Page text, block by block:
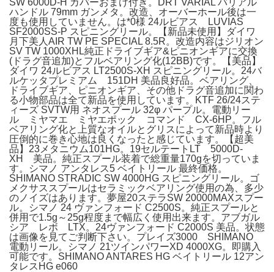
ハンドル 79mm ガンメタ。改造、オーバーホール後は一
度も使用していません。は*0様 24ルビアス LUVIAS
SF2000SS-P スピニングリール。【新品未使用】ダイワ
月下美人AIR TW PE SPECIAL 8.5R。改造内容はジリオン
SV TW 1000XHL純正ドライブギア&ピニオンギアに交換
(ドラグ音追加)とフルベアリング化(12BB)です。【美品】
ダイワ 24ルビアス LT2500S-XH スピニングリール。24バ
ルケッタプレミアム 151DH 美品良好品。ベアリング、
ドライブギア、ピニオンギア、その他ドラグ音追加に関わ
る小物部品は全て新品を使用しています。KTF 26/24ステ
ィーズ SVTW用 ネオスプール 32φ パープル。電動リー
ル ミヤマエ ミヤエポック コマンド CX-6HP。フル
ベアリング化と上質なオイルとグリスによって新品時より
圧倒的に巻き心地は良くなったと感じています。【超美
品】23メタニウム101HG。19セルテートLT 5000D-
XH 美品。純正スプール装着で総重量170gを切っていま
す。シマノ アンタレス5 ベイトリール 最終価格。
SHIMANO STRADIC SW 4000HG スピニングリール。ゴ
メクサススプールはセラミックベアリング使用の為、多少
のノイズはあります。夢屋20ステラSW 20000MAXスプー
ル。シマノ 24 ヴァンフォード C2500S。純正スプールと
併用で1.5g～25g程度まで幅広く使用出来ます。アブガル
シア レボ LTX。24ヴァンフォード C2000S 美品。状態
は画像を見てご判断下さい。プレイズ3000 SHIMANO
電動リール。シマノ 21ツインパワーXD 4000XG。即購入
可能です。SHIMANO ANTARES HG ベイトリール 12アン
タレスHG e060